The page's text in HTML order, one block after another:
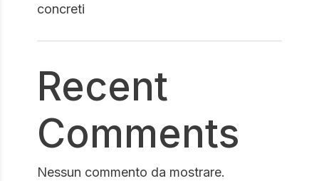
concreti
Recent
Comments
Nessun commento da mostrare.